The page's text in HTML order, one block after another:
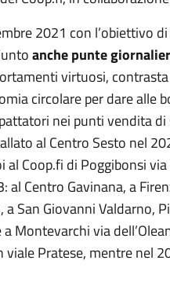
2021 con l’obiettivo
anche punte
virtuosi,
circolare per dare alle
nei punti vendita
al Centro Sesto nel
al Coop.fi di Poggibonsi
Centro Gavinana, a
San Giovanni Valdarno,
a Montevarchi via
viale Pratese, mentre nel